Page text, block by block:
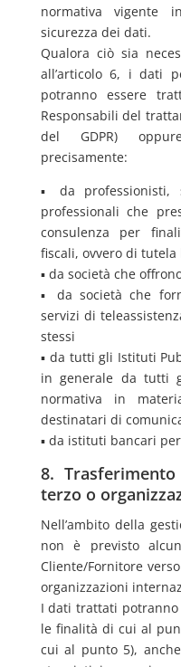
normativa
sicurezza dei dati.
Qualora ciò sia
all’articolo 6, i dati
potranno essere
Responsabili del
del GDPR)
precisamente:
▪ da professionisti,
professionali che
consulenza per
fiscali, ovvero di tutela
▪ da società che
▪ da società che
servizi di
stessi
▪ da tutti gli Istituti
in generale da tutti
normativa in
destinatari di
▪ da istituti bancari
8.
terzo o
Nell’ambito della
non è previsto
Cliente/Fornitore
organizzazioni
I dati trattati
le finalità di cui al
cui al punto 5),